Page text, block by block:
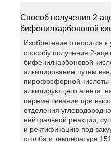
Способ получения 2-
бифенилкарбоновой
Изобретение относится
способу получения 2-
бифенилкарбоновой
алкилирование путем
пирофосфорной кислоты
алкилирующего агента,
перемешивании при
отделения
нейтральной реакции,
и ректификацию под
столба и температуре